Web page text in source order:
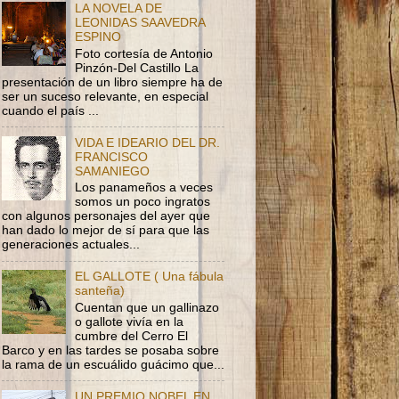
LA NOVELA DE
LEONIDAS SAAVEDRA
ESPINO
Foto cortesía de Antonio
Pinzón-Del Castillo La
presentación de un libro siempre ha de
ser un suceso relevante, en especial
cuando el país ...
VIDA E IDEARIO DEL DR.
FRANCISCO
SAMANIEGO
Los panameños a veces
somos un poco ingratos
con algunos personajes del ayer que
han dado lo mejor de sí para que las
generaciones actuales...
EL GALLOTE ( Una fábula
santeña)
Cuentan que un gallinazo
o gallote vivía en la
cumbre del Cerro El
Barco y en las tardes se posaba sobre
la rama de un escuálido guácimo que...